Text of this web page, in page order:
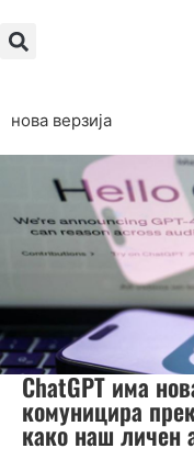
нова верзија
ChatGPT има
комуницира
како наш личен